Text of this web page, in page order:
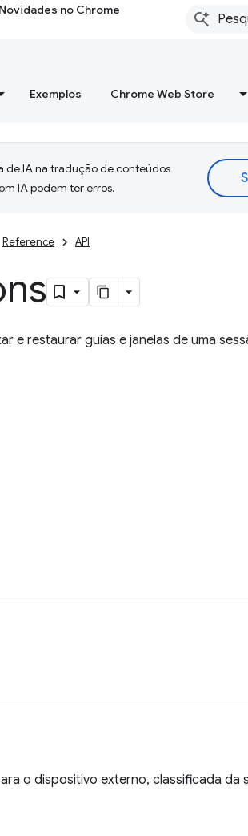
Novidades no Chrome
Exemplos Chrome Web Store
de IA na tradução de conteúdos
IA podem ter erros.
Reference API
e restaurar guias e janelas de uma
o dispositivo externo, classificada da